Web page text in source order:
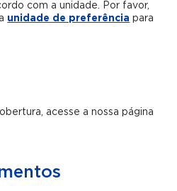
com a unidade. Por favor,
unidade de preferência para
acesse a nossa página